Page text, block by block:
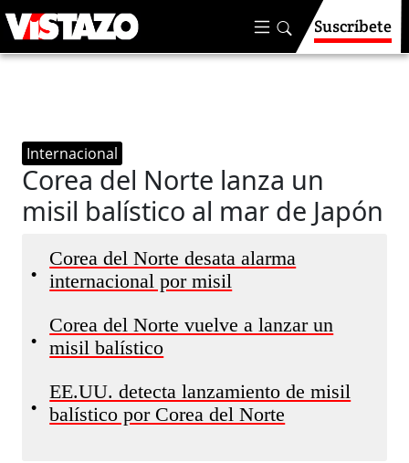
Suscríbete
Internacional
Corea del Norte lanza un
misil balístico al mar de Japón
•
Corea del Norte desata alarma
internacional por misil
•
Corea del Norte vuelve a lanzar un
misil balístico
•
EE.UU. detecta lanzamiento de misil
balístico por Corea del Norte